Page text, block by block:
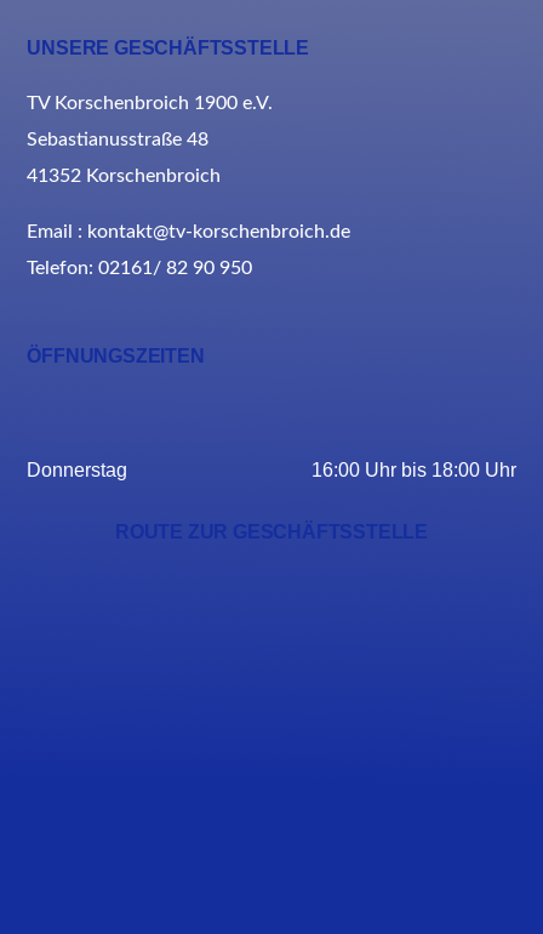
UNSERE GESCHÄFTSSTELLE
TV Korschenbroich 1900 e.V.
Sebastianusstraße 48
41352 Korschenbroich
Email : kontakt@tv-korschenbroich.de
Telefon: 02161/ 82 90 950
ÖFFNUNGSZEITEN
Donnerstag 16:00 Uhr bis 18:00 Uhr
ROUTE ZUR GESCHÄFTSSTELLE